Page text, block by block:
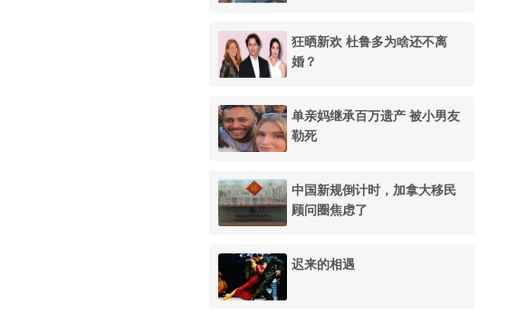
狂晒新欢 杜鲁多为啥还不离
婚？
单亲妈继承百万遗产 被小男友
勒死
中国新规倒计时，加拿大移民
顾问圈焦虑了
迟来的相遇